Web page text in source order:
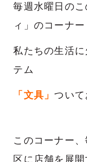
毎週水曜日の
ィ」のコーナー
私たちの生活
テム
「文具」 ついて
このコーナー
区に店舗を展開